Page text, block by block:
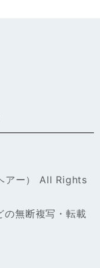
ー） All Rights
の無断複写・転載